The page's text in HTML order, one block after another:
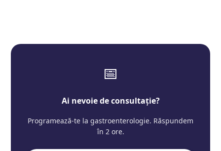
📅
Ai nevoie de consultație?
Programează-te la gastroenterologie. Răspundem
în 2 ore.